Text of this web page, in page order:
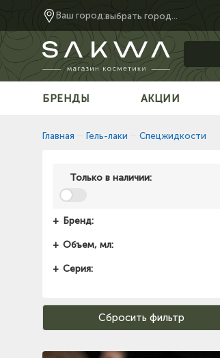
Ваш город:выбрать город...
БРЕНДЫ АКЦИИ
Главная Гель-лаки Спецжидкости
Только в наличии:
Бренд:
Объем, мл:
Серия: